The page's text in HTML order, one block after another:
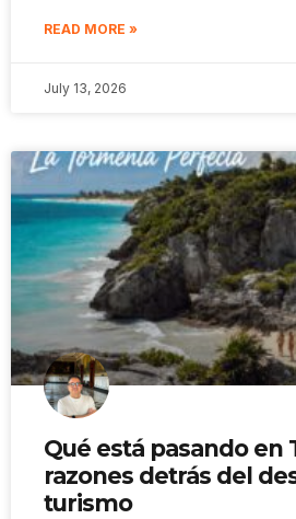
READ MORE »
July 13, 2026
Qué está pasando en
razones detrás del
turismo